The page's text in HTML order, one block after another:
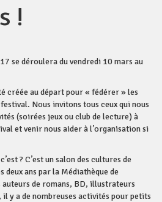
!
se déroulera du vendredi 10 mars au
créée au départ pour « fédérer » les
Nous invitons tous ceux qui nous
(soirées jeux ou club de lecture) à
et venir nous aider à l’organisation si
? C’est un salon des cultures de
deux ans par la Médiathèque de
auteurs de romans, BD, illustrateurs
y a de nombreuses activités pour petits